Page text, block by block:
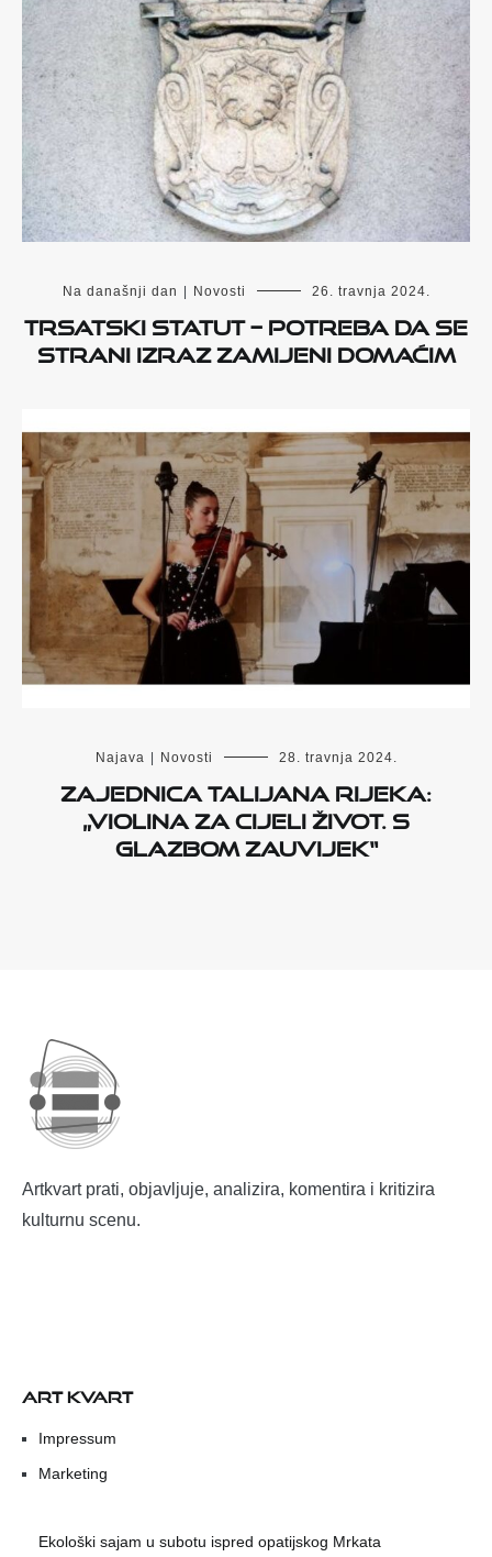
Na današnji dan Novosti 26. travnja 2024.
Trsatski statut – potreba da se
strani izraz zamijeni domaćim
Najava Novosti 28. travnja 2024.
Zajednica Talijana Rijeka:
„Violina za cijeli život. S
glazbom zauvijek“
Artkvart prati, objavljuje, analizira, komentira i kritizira
kulturnu scenu.
ART KVART
Impressum
Marketing
Ekološki sajam u subotu ispred opatijskog Mrkata